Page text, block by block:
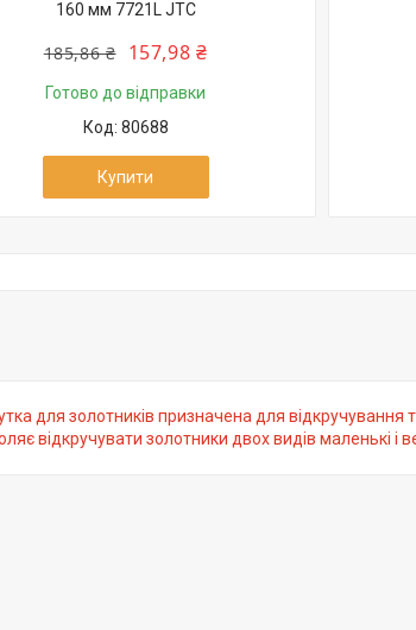
160 мм 7721L JTC
185,86 ₴ 157,98 ₴
Готово до відправки
80688
Купити
для золотників призначена для відкручування
відкручувати золотники двох видів маленькі і